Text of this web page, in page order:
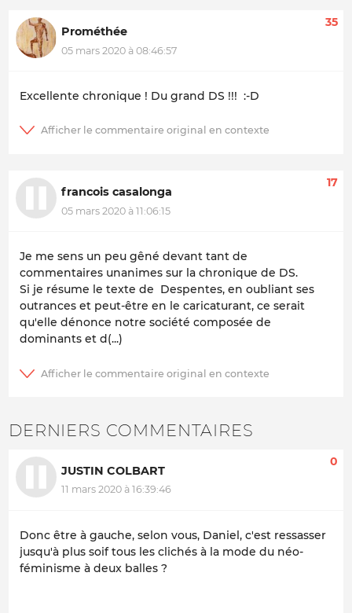
Prométhée
05 mars 2020 à 08:46:57
35
Excellente chronique ! Du grand DS !!! :-D
francois casalonga
05 mars 2020 à 11:06:15
17
Je me sens un peu gêné devant tant de
commentaires unanimes sur la chronique de DS.
Si je résume le texte de Despentes, en oubliant ses
outrances et peut-être en le caricaturant, ce serait
qu'elle dénonce notre société composée de
dominants et d(...)
DERNIERS COMMENTAIRES
JUSTIN COLBART
11 mars 2020 à 16:39:46
0
Donc être à gauche, selon vous, Daniel, c'est ressasser
jusqu'à plus soif tous les clichés à la mode du néo-
féminisme à deux balles ?